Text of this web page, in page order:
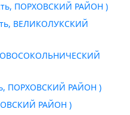
ПОРХОВСКИЙ РАЙОН )
ВЕЛИКОЛУКСКИЙ
НОВОСОКОЛЬНИЧЕСКИЙ
ПОРХОВСКИЙ РАЙОН )
РАЙОН )